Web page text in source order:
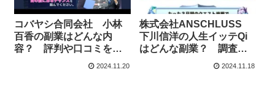
コバヤシ合同会社 小林
百香の副業はどんな内
容？ 評判や口コミを調
2024.11.20
株式会社ANSCHLUSS
下川信洋の人生イッテQi
はどんな副業？ 調査し
2024.11.18